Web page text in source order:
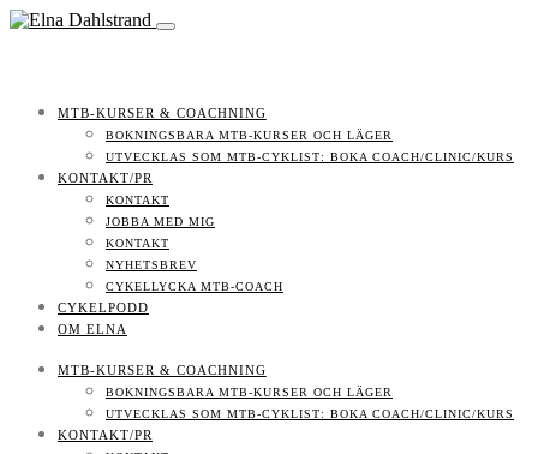
MTB-KURSER & COACHNING
BOKNINGSBARA MTB-KURSER OCH LÄGER
UTVECKLAS SOM MTB-CYKLIST: BOKA COACH/CLINIC/KURS
KONTAKT/PR
KONTAKT
JOBBA MED MIG
KONTAKT
NYHETSBREV
CYKELLYCKA MTB-COACH
CYKELPODD
OM ELNA
MTB-KURSER & COACHNING
BOKNINGSBARA MTB-KURSER OCH LÄGER
UTVECKLAS SOM MTB-CYKLIST: BOKA COACH/CLINIC/KURS
KONTAKT/PR